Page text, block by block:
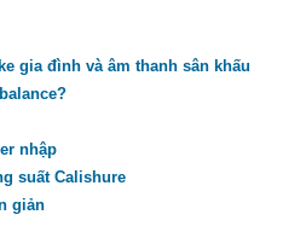
gia đình và âm thanh sân khấu
nhập
suất Calishure
giản